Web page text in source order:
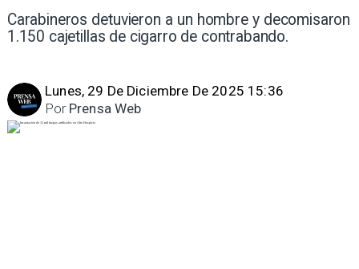
Carabineros detuvieron a un hombre y decomisaron
1.150 cajetillas de cigarro de contrabando.
Lunes, 29 De Diciembre De 2025 15:36
Prensa Web
Por